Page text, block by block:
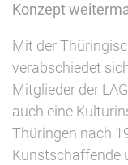
Konzept
Mit der
verabschiedet
Mitglieder der
auch eine
Thüringen nach
Kunstschaffende